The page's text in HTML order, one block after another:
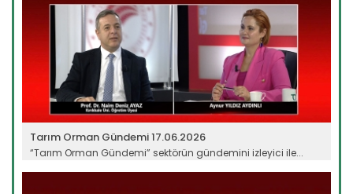
Tarım Orman Gündemi 17.06.2026
“Tarım Orman Gündemi” sektörün gündemini izleyici ile...
Devamını Oku ->